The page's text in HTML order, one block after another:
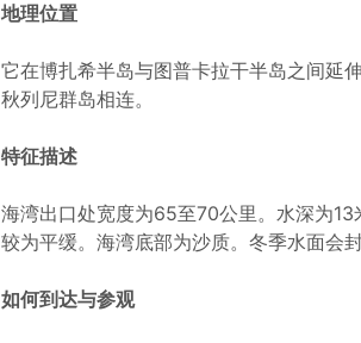
地理位置
它在博扎希半岛与图普卡拉干半岛之间延
秋列尼群岛相连。
特征描述
海湾出口处宽度为65至70公里。水深为
较为平缓。海湾底部为沙质。冬季水面会封
如何到达与参观